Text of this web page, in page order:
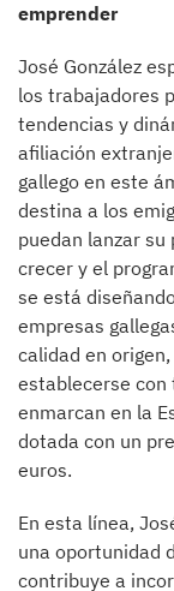
emprender
José González
los trabajadores
tendencias y
afiliación
gallego en este
destina a los
puedan lanzar
crecer y el
se está
empresas
calidad en
establecerse con
enmarcan en la
dotada con un
euros.
En esta línea,
una oportunidad
contribuye a